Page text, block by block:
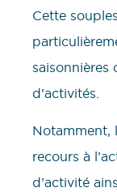
Cette
saisonnières
d’activités.
Notamment,
recours à
d’activité